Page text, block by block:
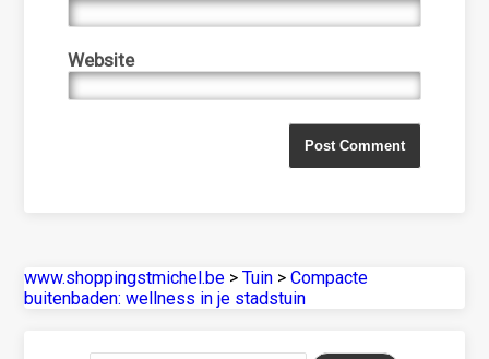
Website
www.shoppingstmichel.be >Tuin >Compacte
buitenbaden: wellness in je stadstuin